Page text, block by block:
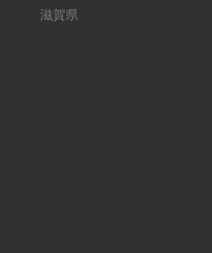
滋賀県